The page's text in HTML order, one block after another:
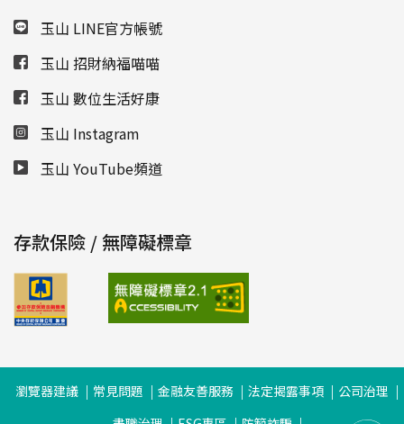
玉山 LINE官方帳號
玉山 招財納福喵喵
玉山 數位生活好康
玉山 Instagram
玉山 YouTube頻道
存款保險 / 無障礙標章
瀏覽器建議 常見問題 金融友善服務 法定揭露事項
公司治理